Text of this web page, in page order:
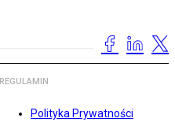
REGULAMIN
Polityka Prywatności